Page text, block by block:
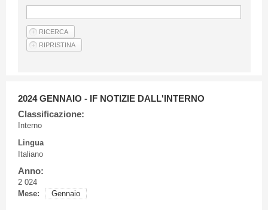
Privacy Policy
Articoli
2024 GENNAIO - IF NOTIZIE DALL'INTERNO
Classificazione:
Interno
Lingua
Italiano
Anno:
2 024
Mese:
Gennaio